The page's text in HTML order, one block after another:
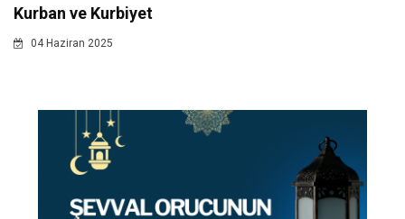
Kurban ve Kurbiyet
04 Haziran 2025